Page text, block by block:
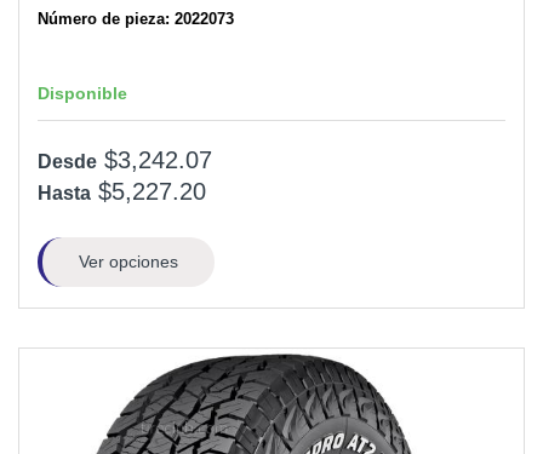
Número de pieza: 2022073
Disponible
Desde $3,242.07
Hasta $5,227.20
Ver opciones